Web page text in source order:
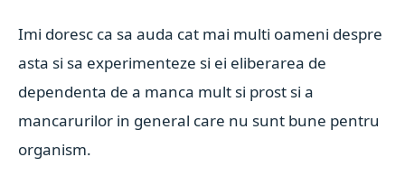
Imi doresc ca sa auda cat mai multi oameni despre
asta si sa experimenteze si ei eliberarea de
dependenta de a manca mult si prost si a
mancarurilor in general care nu sunt bune pentru
organism.